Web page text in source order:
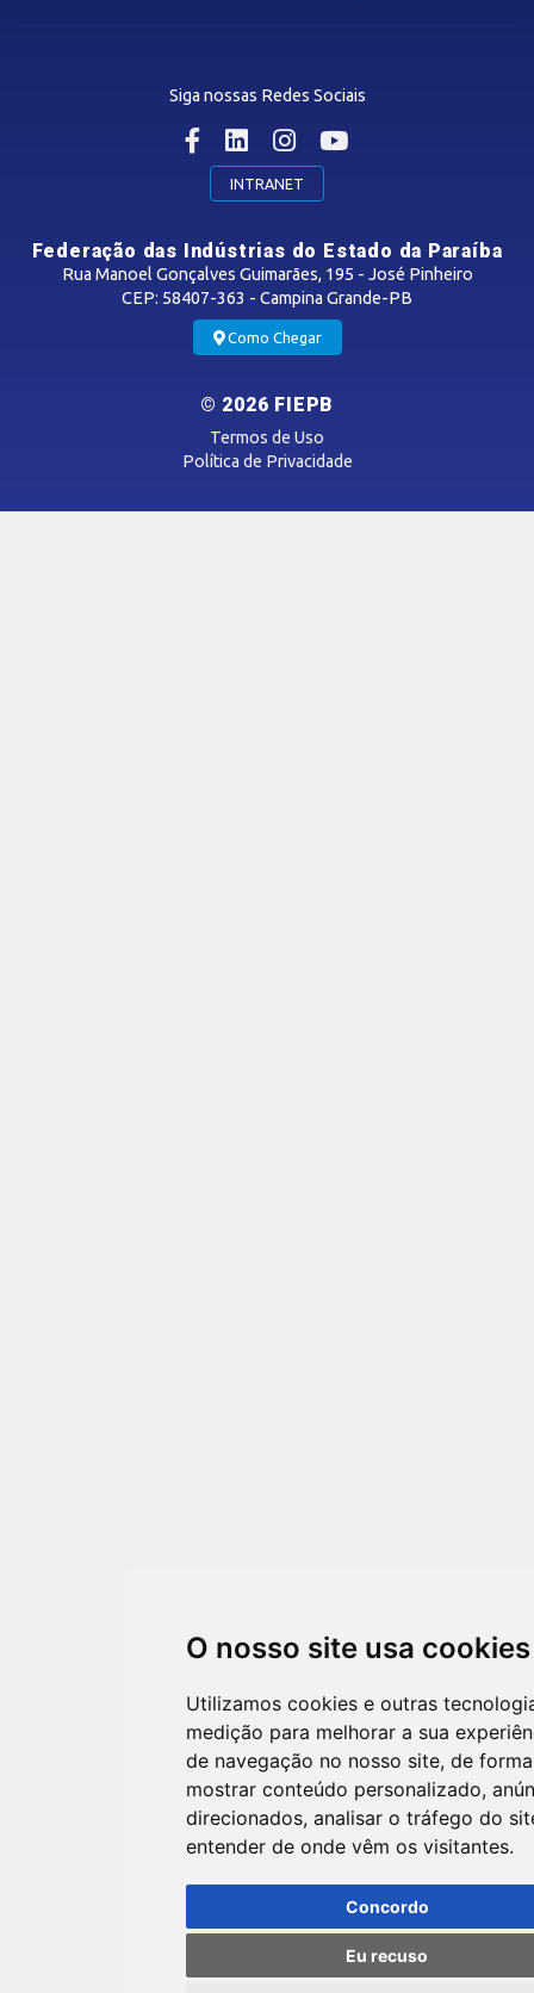
O nosso site usa cookies
Utilizamos cookies e outras
medição para melhorar a sua
de navegação no nosso site, de
mostrar conteúdo personalizado,
direcionados, analisar o tráfego do
entender de onde vêm os visitantes.
Concordo
Eu recuso
CONTRIBUIÇÃO SINDICAL
SAC
Siga nossas Redes Sociais
INTRANET
Federação das Indústrias do Estado da Paraíba
Rua Manoel Gonçalves Guimarães, 195 - José Pinheiro
CEP: 58407-363 - Campina Grande-PB
Como Chegar
© 2026 FIEPB
Termos de Uso
Política de Privacidade